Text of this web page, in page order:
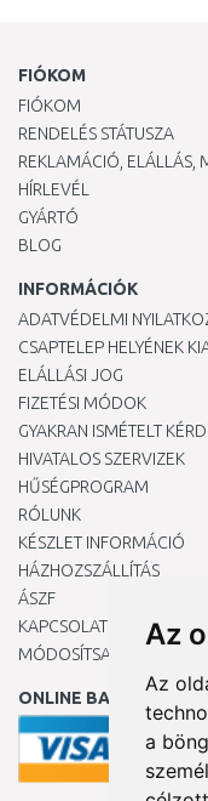
Az
Az
a
FIÓKOM
FIÓKOM
RENDELÉS STÁTUSZA
REKLAMÁCIÓ, ELÁLLÁS,
HÍRLEVÉL
GYÁRTÓ
BLOG
INFORMÁCIÓK
ADATVÉDELMI
CSAPTELEP HELYÉNEK
ELÁLLÁSI JOG
FIZETÉSI MÓDOK
GYAKRAN ISMÉTELT
HIVATALOS SZERVIZEK
HŰSÉGPROGRAM
RÓLUNK
KÉSZLET INFORMÁCIÓ
HÁZHOZSZÁLLÍTÁS
ÁSZF
KAPCSOLAT
MÓDOSÍTSA A COOKIE-
ONLINE